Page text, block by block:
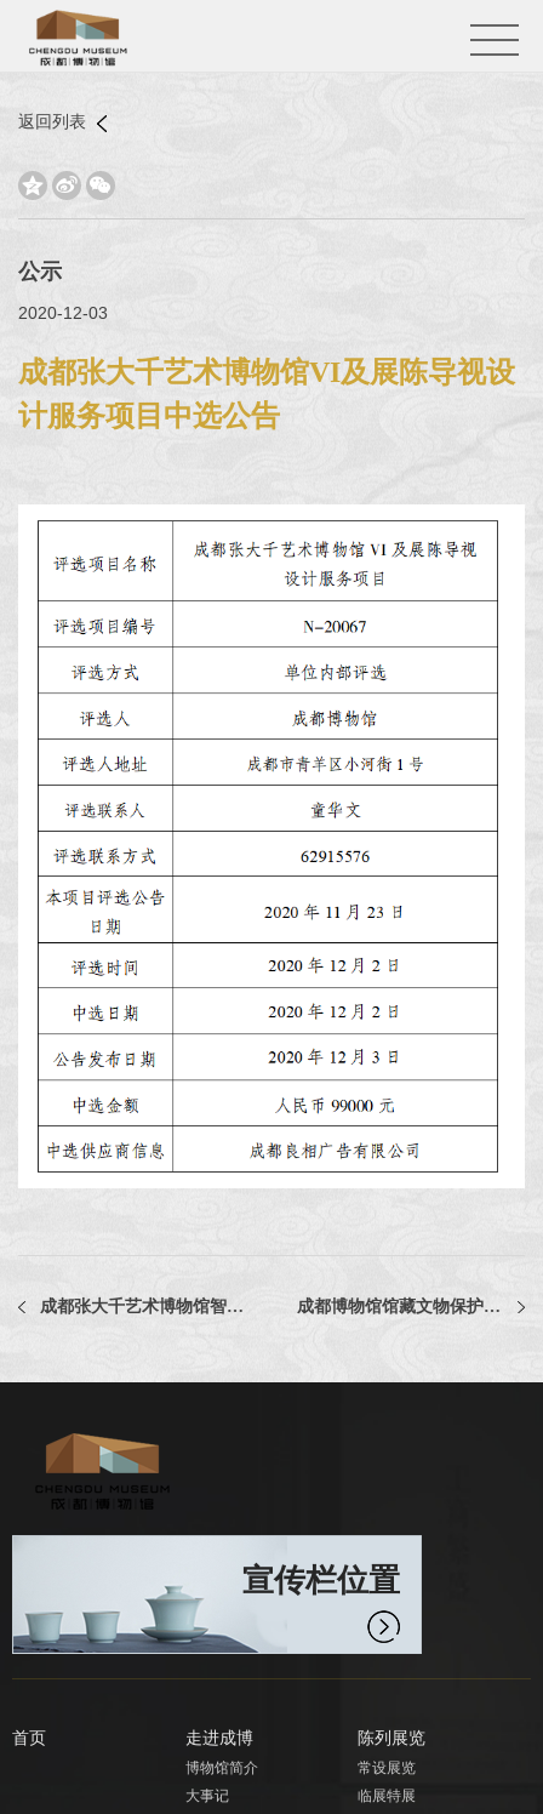
返回列表
  
公示
2020-12-03
成都张大千艺术博物馆VI及展陈导视设
计服务项目中选公告
成都张大千艺术博物馆智慧化集成系统设计服务项目中选公告 成都博物馆馆藏文物保护修复资料印刷评选公告
宣传栏位置
首页 走进成博
博物馆简介
大事记
陈列展览
常设展览
临展特展